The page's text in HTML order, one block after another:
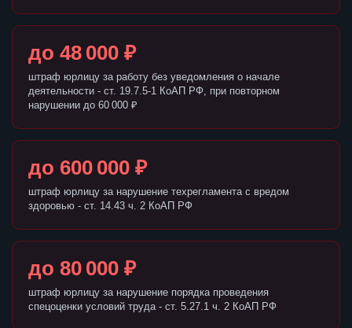
до 48 000 ₽
штраф юрлицу за работу без уведомления о начале
деятельности - ст. 19.7.5-1 КоАП РФ, при повторном
нарушении до 60 000 ₽
до 600 000 ₽
штраф юрлицу за нарушение техрегламента с вредом
здоровью - ст. 14.43 ч. 2 КоАП РФ
до 80 000 ₽
штраф юрлицу за нарушение порядка проведения
спецоценки условий труда - ст. 5.27.1 ч. 2 КоАП РФ